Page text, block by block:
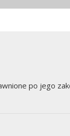
po jego